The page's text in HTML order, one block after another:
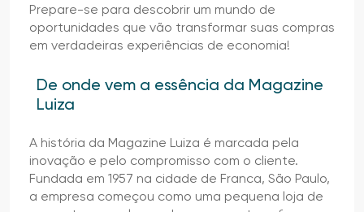
Prepare-se para descobrir um mundo de
oportunidades que vão transformar suas compras
em verdadeiras experiências de economia!
De onde vem a essência da Magazine
Luiza
A história da Magazine Luiza é marcada pela
inovação e pelo compromisso com o cliente.
Fundada em 1957 na cidade de Franca, São Paulo,
a empresa começou como uma pequena loja de